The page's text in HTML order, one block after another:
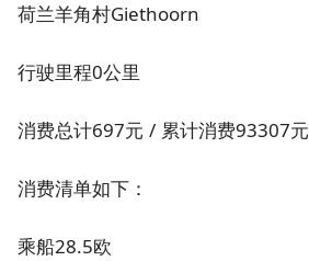
荷兰羊角村Giethoorn
行驶里程0公里
消费总计697元 / 累计消费93307元
消费清单如下：
乘船28.5欧